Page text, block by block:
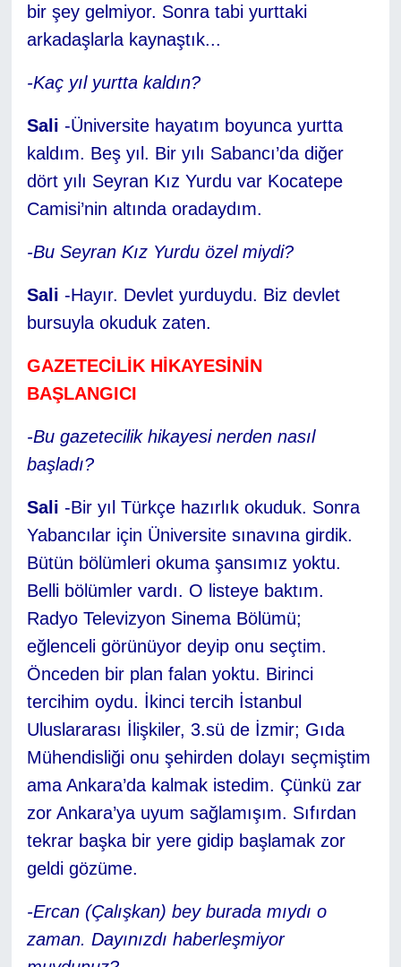
bir şey gelmiyor. Sonra tabi yurttaki
arkadaşlarla kaynaştık...
-Kaç yıl yurtta kaldın?
Sali -Üniversite hayatım boyunca yurtta
kaldım. Beş yıl. Bir yılı Sabancı’da diğer
dört yılı Seyran Kız Yurdu var Kocatepe
Camisi’nin altında oradaydım.
-Bu Seyran Kız Yurdu özel miydi?
Sali -Hayır. Devlet yurduydu. Biz devlet
bursuyla okuduk zaten.
GAZETECİLİK HİKAYESİNİN
BAŞLANGICI
-Bu gazetecilik hikayesi nerden nasıl
başladı?
Sali -Bir yıl Türkçe hazırlık okuduk. Sonra
Yabancılar için Üniversite sınavına girdik.
Bütün bölümleri okuma şansımız yoktu.
Belli bölümler vardı. O listeye baktım.
Radyo Televizyon Sinema Bölümü;
eğlenceli görünüyor deyip onu seçtim.
Önceden bir plan falan yoktu. Birinci
tercihim oydu. İkinci tercih İstanbul
Uluslararası İlişkiler, 3.sü de İzmir; Gıda
Mühendisliği onu şehirden dolayı seçmiştim
ama Ankara’da kalmak istedim. Çünkü zar
zor Ankara’ya uyum sağlamışım. Sıfırdan
tekrar başka bir yere gidip başlamak zor
geldi gözüme.
-Ercan (Çalışkan) bey burada mıydı o
zaman. Dayınızdı haberleşmiyor